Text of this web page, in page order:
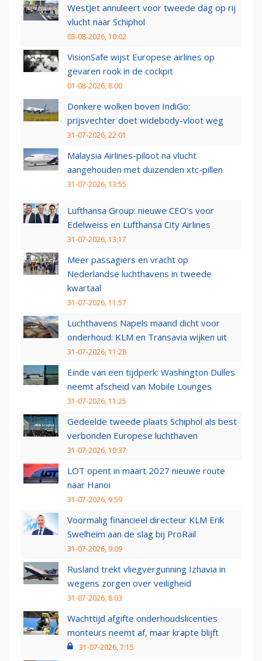
WestJet annuleert voor tweede dag op rij
vlucht naar Schiphol
03-08-2026, 10:02
VisionSafe wijst Europese airlines op
gevaren rook in de cockpit
01-08-2026, 8:00
Donkere wolken boven IndiGo:
prijsvechter doet widebody-vloot weg
31-07-2026, 22:01
Malaysia Airlines-piloot na vlucht
aangehouden met duizenden xtc-pillen
31-07-2026, 13:55
Lufthansa Group: nieuwe CEO’s voor
Edelweiss en Lufthansa City Airlines
31-07-2026, 13:17
Meer passagiers en vracht op
Nederlandse luchthavens in tweede
kwartaal
31-07-2026, 11:57
Luchthavens Napels maand dicht voor
onderhoud: KLM en Transavia wijken uit
31-07-2026, 11:28
Einde van een tijdperk: Washington Dulles
neemt afscheid van Mobile Lounges
31-07-2026, 11:25
Gedeelde tweede plaats Schiphol als best
verbonden Europese luchthaven
31-07-2026, 10:37
LOT opent in maart 2027 nieuwe route
naar Hanoi
31-07-2026, 9:59
Voormalig financieel directeur KLM Erik
Swelheim aan de slag bij ProRail
31-07-2026, 9:09
Rusland trekt vliegvergunning Izhavia in
wegens zorgen over veiligheid
31-07-2026, 8:03
Wachttijd afgifte onderhoudslicenties
monteurs neemt af, maar krapte blijft
31-07-2026, 7:15